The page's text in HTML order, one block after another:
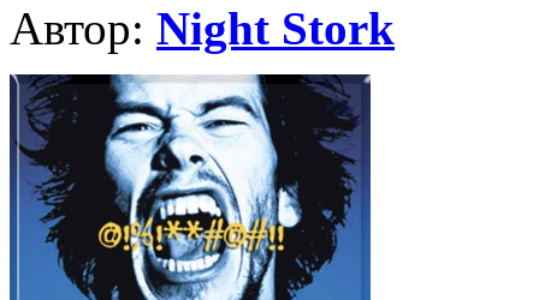
Автор: Night Stork